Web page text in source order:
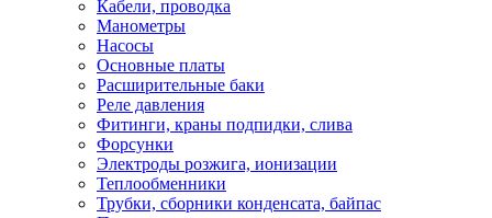
Кабели, проводка
Манометры
Насосы
Основные платы
Расширительные баки
Реле давления
Фитинги, краны подпидки, слива
Форсунки
Электроды розжига, ионизации
Теплообменники
Трубки, сборники конденсата, байпас